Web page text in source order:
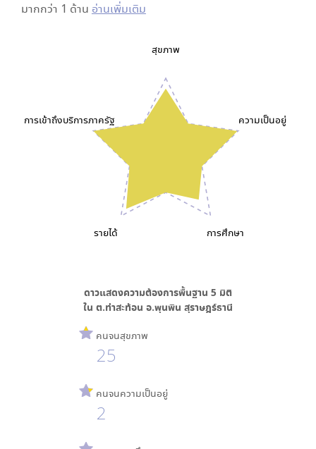
มากกว่า 1 ด้าน อ่านเพิ่มเติม
สุขภาพ
ความเป็นอยู่
การศึกษา
รายได้
การเข้าถึงบริการภาครัฐ
ดาวแสดงความต้องการพื้นฐาน 5 มิติ
ใน ต.ท่าสะท้อน อ.พุนพิน สุราษฎร์ธานี
คนจนสุขภาพ
25
คนจนความเป็นอยู่
2